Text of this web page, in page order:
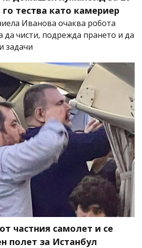
тества като камериер
Иванова очаква робота
да чисти, подрежда прането и да
задачи
частния самолет и се
полет за Истанбул